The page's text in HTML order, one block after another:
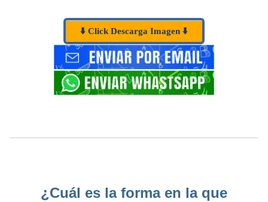
⬇️ Click Descarga Imagen ⬇️
¿Cuál es la forma en la que